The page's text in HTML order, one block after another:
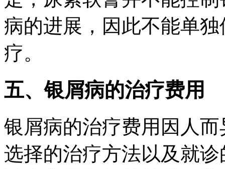
病的进展，因此不能单
疗。
五、银屑病的治疗费用
银屑病的治疗费用因人
选择的治疗方法以及就